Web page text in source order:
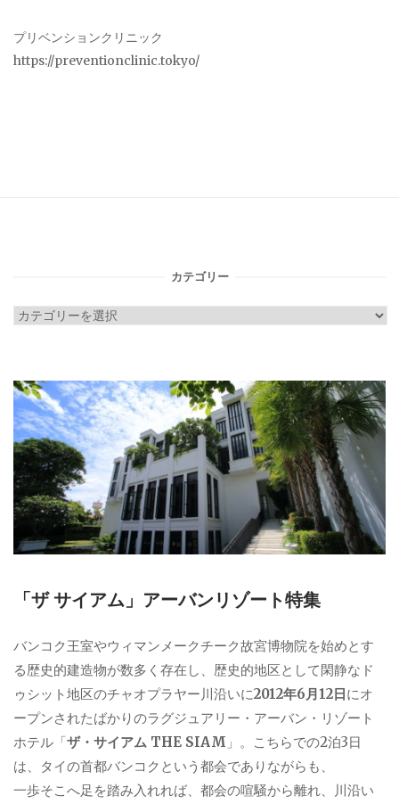
プリベンションクリニック
https://preventionclinic.tokyo/
カテゴリー
カ
リ
ー
「ザ サイアム」アーバンリゾート特集
バンコク王室やウィマンメークチーク故宮博物院を始めとす
る歴史的建造物が数多く存在し、歴史的地区として閑静なド
ゥシット地区のチャオプラヤー川沿いに2012年6月12日にオ
ープンされたばかりのラグジュアリー・アーバン・リゾート
ホテル「ザ・サイアム THE SIAM 」。こちらでの2泊3日
は、タイの首都バンコクという都会でありながらも、
一歩そこへ足を踏み入れれば、都会の喧騒から離れ、川沿い